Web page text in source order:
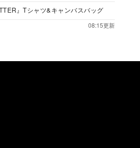
』Tシャツ&キャンバスバッグ
08:15更新